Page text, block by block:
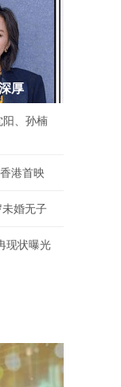
厚
阳、孙楠
港首映
婚无子
现状曝光